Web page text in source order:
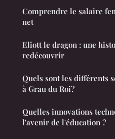
Comprendre le salaire
net
Eliott le dragon : une
redécouvrir
Quels sont les différents
à Grau du Roi?
Quelles innovations
l'avenir de l'éducation ?